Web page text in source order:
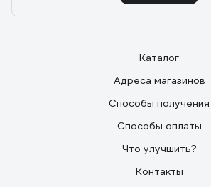
Каталог
Адреса магазинов
Способы получения
Способы оплаты
Что улучшить?
Контакты